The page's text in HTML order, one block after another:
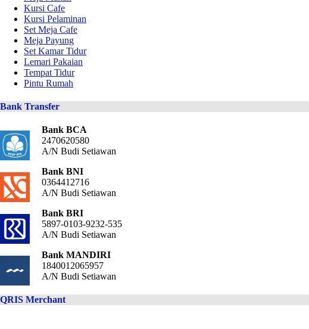
Kursi Cafe
Kursi Pelaminan
Set Meja Cafe
Meja Payung
Set Kamar Tidur
Lemari Pakaian
Tempat Tidur
Pintu Rumah
Bank Transfer
Bank BCA
2470620580
A/N Budi Setiawan
Bank BNI
0364412716
A/N Budi Setiawan
Bank BRI
5897-0103-9232-535
A/N Budi Setiawan
Bank MANDIRI
1840012065957
A/N Budi Setiawan
QRIS Merchant